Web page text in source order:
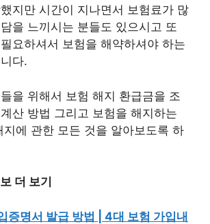
지만 시간이 지나면서 보험료가 많
을 느끼시는 분들도 있으시고 또
요하셔서 보험을 해약하셔야 하는
다.
을 위해서 보험 해지 환급금을 조
산 방법 그리고 보험을 해지하는
지에 관한 모든 것을 알아보도록 하
더 보기
증명서 발급 방법 | 4대 보험 가입내